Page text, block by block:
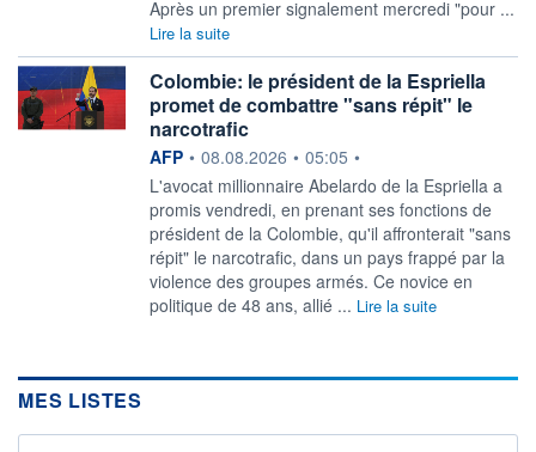
Après un premier signalement mercredi "pour ...
Lire la suite
Colombie: le président de la Espriella
promet de combattre "sans répit" le
narcotrafic
information fournie par
AFP • 08.08.2026 • 05:05 •
L'avocat millionnaire Abelardo de la Espriella a
promis vendredi, en prenant ses fonctions de
président de la Colombie, qu'il affronterait "sans
répit" le narcotrafic, dans un pays frappé par la
violence des groupes armés. Ce novice en
politique de 48 ans, allié ... Lire la suite
MES LISTES